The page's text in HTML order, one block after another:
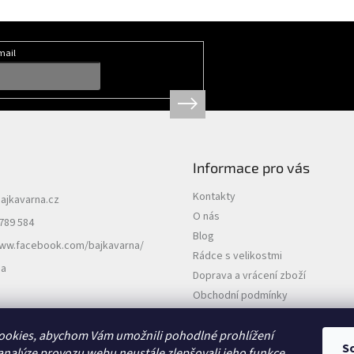
abychom Vám umožnili pohodlné prohlížení
584
bajkavarna/
Informace pro vás
Kontakty
O nás
Blog
Rádce s velikostmi
Doprava a vrácení zboží
Obchodní podmínky